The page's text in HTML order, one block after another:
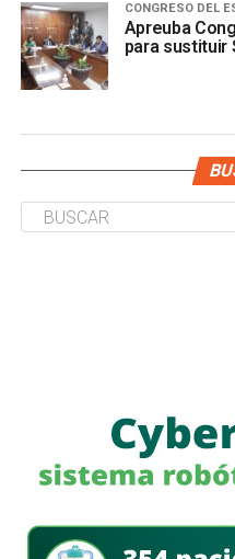
CONGRESO DEL
Apreuba
para sustituir